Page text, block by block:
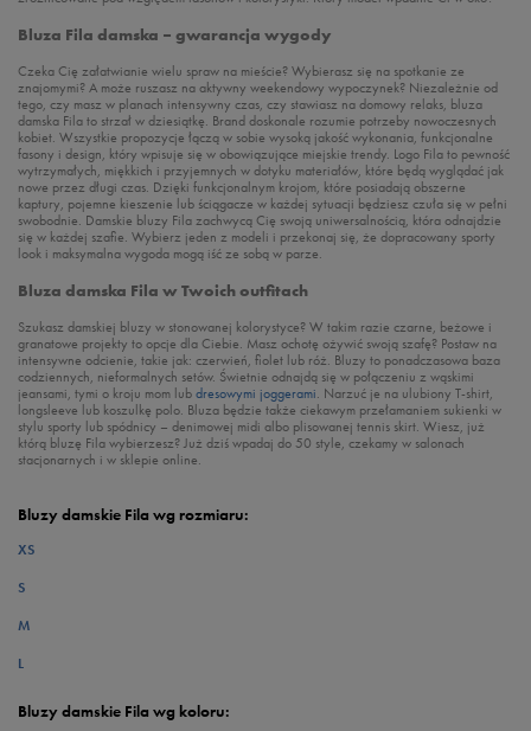
Bluza Fila damska – gwarancja wygody
Czeka Cię załatwianie wielu spraw na mieście? Wybierasz się na spotkanie ze
znajomymi? A może ruszasz na aktywny weekendowy wypoczynek? Niezależnie od
tego, czy masz w planach intensywny czas, czy stawiasz na domowy relaks, bluza
damska Fila to strzał w dziesiątkę. Brand doskonale rozumie potrzeby nowoczesnych
kobiet. Wszystkie propozycje łączą w sobie wysoką jakość wykonania, funkcjonalne
fasony i design, który wpisuje się w obowiązujące miejskie trendy. Logo Fila to pewność
wytrzymałych, miękkich i przyjemnych w dotyku materiałów, które będą wyglądać jak
nowe przez długi czas. Dzięki funkcjonalnym krojom, które posiadają obszerne
kaptury, pojemne kieszenie lub ściągacze w każdej sytuacji będziesz czuła się w pełni
swobodnie. Damskie bluzy Fila zachwycą Cię swoją uniwersalnością, która odnajdzie
się w każdej szafie. Wybierz jeden z modeli i przekonaj się, że dopracowany sporty
look i maksymalna wygoda mogą iść ze sobą w parze.
Bluza damska Fila w Twoich outfitach
Szukasz damskiej bluzy w stonowanej kolorystyce? W takim razie czarne, beżowe i
granatowe projekty to opcje dla Ciebie. Masz ochotę ożywić swoją szafę? Postaw na
intensywne odcienie, takie jak: czerwień, fiolet lub róż. Bluzy to ponadczasowa baza
codziennych, nieformalnych setów. Świetnie odnajdą się w połączeniu z wąskimi
jeansami, tymi o kroju mom lubdresowymi joggerami. Narzuć je na ulubiony T-shirt,
longsleeve lub koszulkę polo. Bluza będzie także ciekawym przełamaniem sukienki w
stylu sporty lub spódnicy – denimowej midi albo plisowanej tennis skirt. Wiesz, już
którą bluzę Fila wybierzesz? Już dziś wpadaj do 50 style, czekamy w salonach
stacjonarnych i w sklepie online.
Bluzy damskie Fila wg rozmiaru:
XS
S
M
L
Bluzy damskie Fila wg koloru: